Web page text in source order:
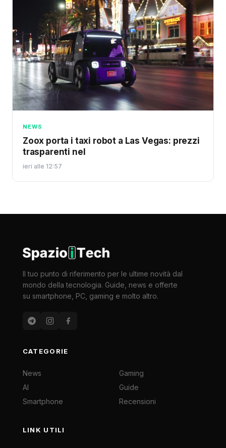
NEWS
Zoox porta i taxi robot a Las Vegas: prezzi
trasparenti nel
ieri alle 12:57
Il tuo punto di riferimento per le ultime novità dal
mondo della tecnologia. Guide, news e offerte
su smartphone, PC, gaming e molto altro.
CATEGORIE
News
AI
Smartphone
Gaming
Guide
Recensioni
LINK UTILI